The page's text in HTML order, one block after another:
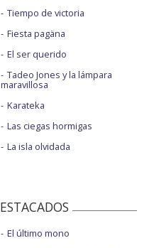
Tiempo de victoria
Fiesta pagäna
El ser querido
Tadeo Jones y la lámpara
maravillosa
Karateka
Las ciegas hormigas
La isla olvidada
El último mono